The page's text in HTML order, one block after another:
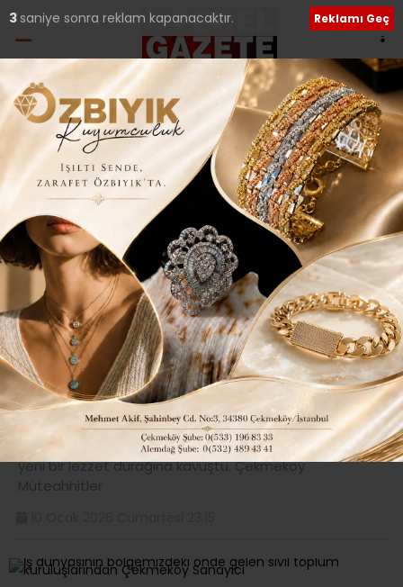
Etiket:Remzi Yılmaz
YENİ LEZZET DURAĞI ORMANKÖY DÖNERCİSİ
TÖRENLE AÇILDI..
Çekmeköy, hafta sonu yapılan renkli bir açılış töreniyle
yeni bir lezzet durağına kavuştu. Çekmeköy
Müteahhitler
2 saniye sonra reklam kapanacaktır. Reklamı Geç